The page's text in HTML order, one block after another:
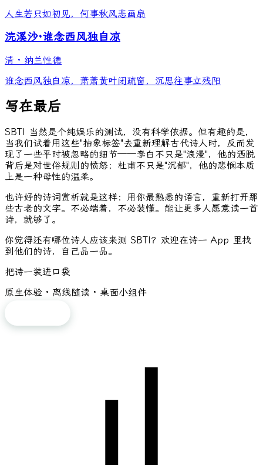
人生若只如初见，何事秋风悲画扇
浣溪沙·谁念西风独自凉
清 · 纳兰性德
谁念西风独自凉，萧萧黄叶闭疏窗，沉思往事立残阳
写在最后
SBTI 当然是个纯娱乐的测试，没有科学依据。但有趣的是，
当我们试着用这些"抽象标签"去重新理解古代诗人时，反而发
现了一些平时被忽略的细节——李白不只是"浪漫"，他的洒脱
背后是对世俗规则的愤怒；杜甫不只是"沉郁"，他的悲悯本质
上是一种母性的温柔。
也许好的诗词赏析就是这样：用你最熟悉的语言，重新打开那
些古老的文字。不必端着，不必装懂。能让更多人愿意读一首
诗，就够了。
你觉得还有哪位诗人应该来测 SBTI？欢迎在诗一 App 里找
到他们的诗，自己品一品。
把诗一装进口袋
原生体验 · 离线随读 · 桌面小组件